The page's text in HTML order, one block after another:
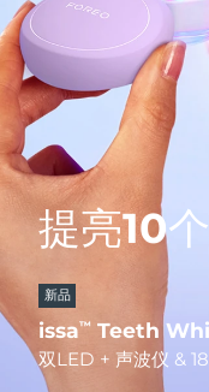
千载难逢
LUNA™ 限时闪购
LUNA 全食
提亮10
新品
issa™ Teeth
双LED + 声波仪 &
FOREO
更划算！
美容偶像
臻于完
FDA-CLEARED
FAQ™ 202 plus
全新升级版抗衰老
无创塑
BEARTM2
智能微电流美容仪
issa™ Teeth
FAQ™ Dual LED
热门产品
特别优惠
发货国家
英国
西班牙
澳大利亚
法国